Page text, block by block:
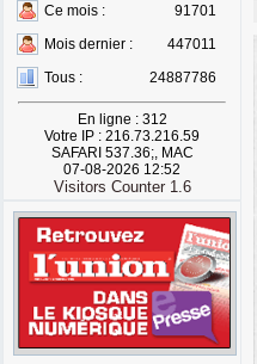
Ce mois :
91701
Mois dernier :
447011
Tous :
24887786
En ligne : 312
Votre IP : 216.73.216.59
SAFARI 537.36;, MAC
07-08-2026 12:52
Visitors Counter 1.6